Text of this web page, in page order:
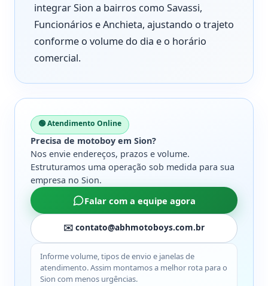
integrar Sion a bairros como Savassi,
Funcionários e Anchieta, ajustando o trajeto
conforme o volume do dia e o horário
comercial.
🟢 Atendimento Online
Precisa de motoboy em Sion?
Nos envie endereços, prazos e volume.
Estruturamos uma operação sob medida para sua
empresa no Sion.
Falar com a equipe agora
✉️ contato@abhmotoboys.com.br
Informe volume, tipos de envio e janelas de
atendimento. Assim montamos a melhor rota para o
Sion com menos urgências.